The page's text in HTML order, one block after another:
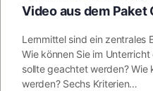
Video aus dem
Lernmittel sind ein zentrales
Wie können Sie im
sollte geachtet werden? Wie
werden? Sechs Kriterien…